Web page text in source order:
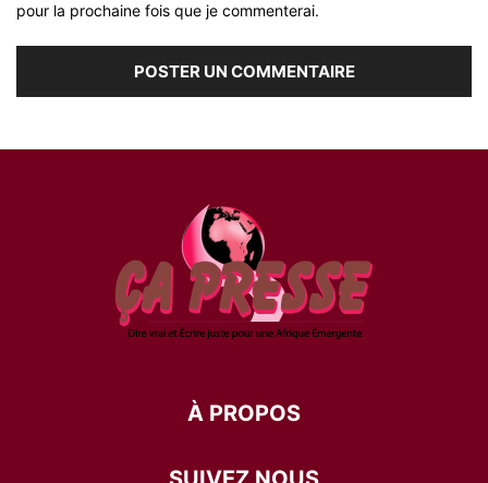
pour la prochaine fois que je commenterai.
À PROPOS